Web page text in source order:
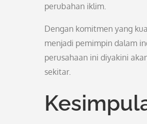
perubahan iklim.
Dengan komitmen yang
menjadi pemimpin dalam
perusahaan ini diyakini
sekitar.